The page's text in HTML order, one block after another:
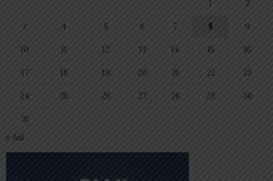
1 2
3 4 5 6 7 8 9
10 11 12 13 14 15 16
17 18 19 20 21 22 23
24 25 26 27 28 29 30
31
« Juil